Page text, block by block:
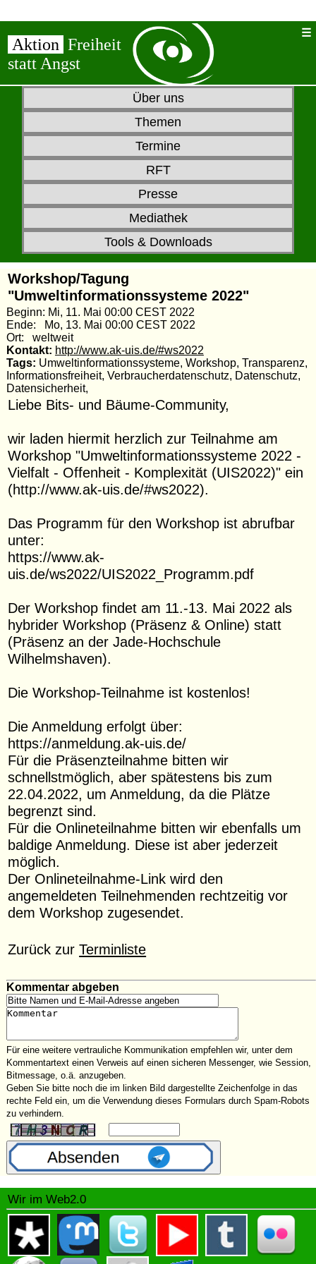
Aktion Freiheit
statt Angst
Über uns
Themen
Termine
RFT
Presse
Mediathek
Tools & Downloads
Workshop/Tagung
"Umweltinformationssysteme 2022"
Beginn: Mi, 11. Mai 00:00 CEST 2022
Ende: Mo, 13. Mai 00:00 CEST 2022
Ort: weltweit
Kontakt: http://www.ak-uis.de/#ws2022
Tags: Umweltinformationssysteme, Workshop, Transparenz,
Informationsfreiheit, Verbraucherdatenschutz, Datenschutz,
Datensicherheit,
Liebe Bits- und Bäume-Community,
wir laden hiermit herzlich zur Teilnahme am
Workshop "Umweltinformationssysteme 2022 -
Vielfalt - Offenheit - Komplexität (UIS2022)" ein
(http://www.ak-uis.de/#ws2022).
Das Programm für den Workshop ist abrufbar
unter:
https://www.ak-
uis.de/ws2022/UIS2022_Programm.pdf
Der Workshop findet am 11.-13. Mai 2022 als
hybrider Workshop (Präsenz & Online) statt
(Präsenz an der Jade-Hochschule
Wilhelmshaven).
Die Workshop-Teilnahme ist kostenlos!
Die Anmeldung erfolgt über:
https://anmeldung.ak-uis.de/
Für die Präsenzteilnahme bitten wir
schnellstmöglich, aber spätestens bis zum
22.04.2022, um Anmeldung, da die Plätze
begrenzt sind.
Für die Onlineteilnahme bitten wir ebenfalls um
baldige Anmeldung. Diese ist aber jederzeit
möglich.
Der Onlineteilnahme-Link wird den
angemeldeten Teilnehmenden rechtzeitig vor
dem Workshop zugesendet.
Zurück zurTerminliste
Kommentar abgeben
Für eine weitere vertrauliche Kommunikation empfehlen wir, unter dem
Kommentartext einen Verweis auf einen sicheren Messenger, wie Session,
Bitmessage, o.ä. anzugeben.
Geben Sie bitte noch die im linken Bild dargestellte Zeichenfolge in das
rechte Feld ein, um die Verwendung dieses Formulars durch Spam-Robots
zu verhindern.
Wir im Web2.0